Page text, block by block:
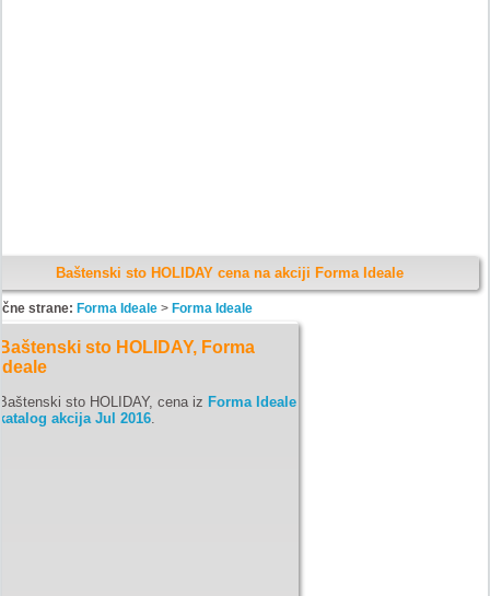
Baštenski sto HOLIDAY cena na akciji Forma Ideale
strane: Forma Ideale> Forma Ideale
sto HOLIDAY, Forma
sto HOLIDAY, cena iz Forma Ideale
akcija Jul 2016.